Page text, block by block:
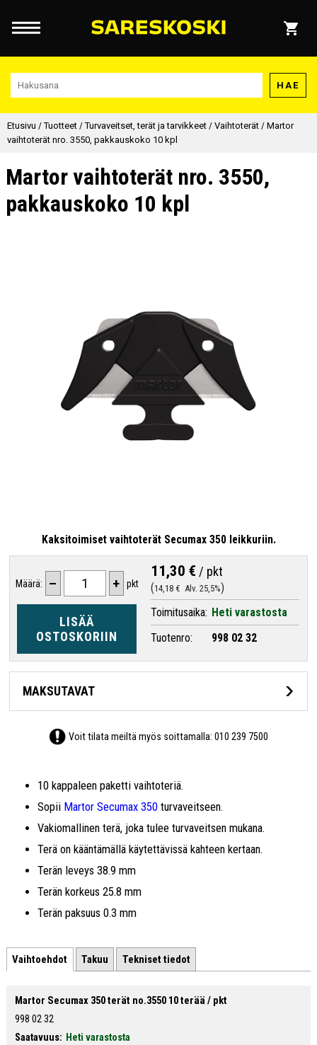
HAE
Etusivu /Tuotteet /Turvaveitset, terät ja tarvikkeet / Vaihtoterät / Martor
vaihtoterät nro. 3550, pakkauskoko 10 kpl
Martor vaihtoterät nro. 3550,
pakkauskoko 10 kpl
Kaksitoimiset vaihtoterät Secumax 350 leikkuriin.
Määrä: – + pkt
LISÄÄ
OSTOSKORIIN
11,30 € / pkt
14,18 € Alv. 25,5%
Toimitusaika: Heti varastosta
Tuotenro:
998 02 32
MAKSUTAVAT
Voit tilata meiltä myös soittamalla:010 239 7500
10 kappaleen paketti vaihtoteriä.
Sopii Martor Secumax 350 turvaveitseen.
Vakiomallinen terä, joka tulee turvaveitsen mukana.
Terä on kääntämällä käytettävissä kahteen kertaan.
Terän leveys 38.9 mm
Terän korkeus 25.8 mm
Terän paksuus 0.3 mm
Vaihtoehdot Takuu Tekniset tiedot
Martor Secumax 350 terät no.3550 10 terää / pkt
998 02 32
Saatavuus: Heti varastosta